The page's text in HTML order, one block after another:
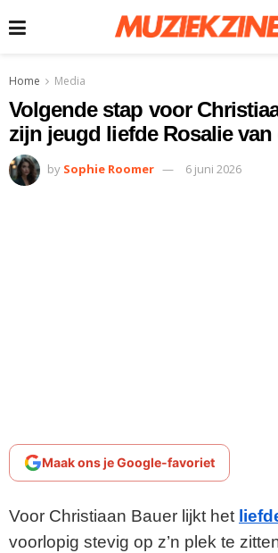
Home Media
Volgende stap voor
zijn jeugd liefde Rosalie van
by Sophie Roomer 6 juni 2026
Maak ons je Google-favoriet
Voor Christiaan Bauer lijkt het
voorlopig stevig op z’n plek te